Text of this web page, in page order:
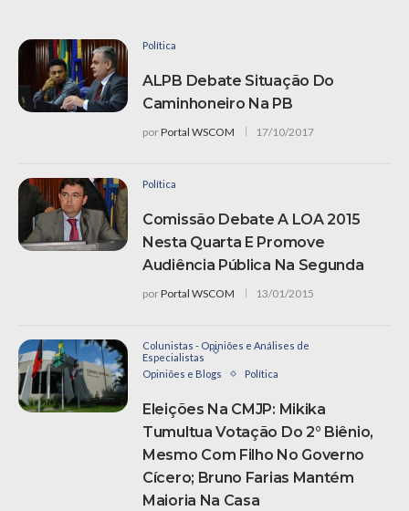
Política
ALPB Debate Situação Do
Caminhoneiro Na PB
porPortal WSCOM 17/10/2017
Política
Comissão Debate A LOA 2015
Nesta Quarta E Promove
Audiência Pública Na Segunda
porPortal WSCOM 13/01/2015
Colunistas - Opiniões e Análises de
Especialistas
Opiniões e Blogs
Política
Eleições Na CMJP: Mikika
Tumultua Votação Do 2° Biênio,
Mesmo Com Filho No Governo
Cícero; Bruno Farias Mantém
Maioria Na Casa